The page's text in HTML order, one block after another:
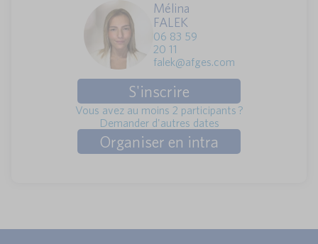
Mélina
FALEK
06 83 59
20 11
falek@afges.com
S'inscrire
Vous avez au moins 2 participants ?
Demander d'autres dates
Organiser en intra